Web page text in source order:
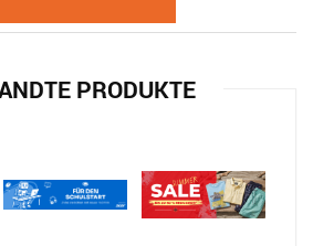
PRODUKTE